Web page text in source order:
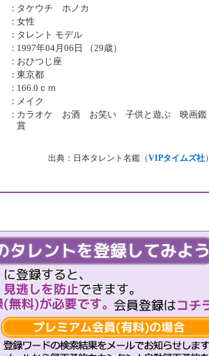
： タケウチ ホノカ
：女性
： タレント モデル
： 1997年04月06日 （29歳）
： おひつじ座
：東京都
： 166.0ｃｍ
： メイク
： カラオケ お酒 お笑い 子供と遊ぶ 映画鑑
賞
出典：日本タレント名鑑（VIPタイムズ社）